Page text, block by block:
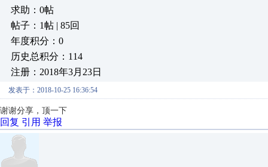
求助：0帖
帖子：1帖 | 85回
年度积分：0
历史总积分：114
注册：2018年3月23日
发表于：2018-10-25 16:36:54
谢谢分享，顶一下
回复 引用 举报